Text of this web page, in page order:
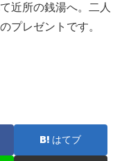
近所の銭湯へ。二人
プレゼントです。
はてブ